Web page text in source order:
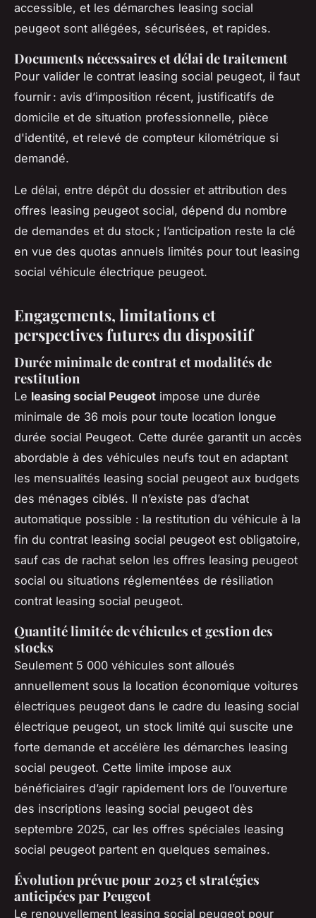
accessible, et les démarches leasing social
peugeot sont allégées, sécurisées, et rapides.
Documents nécessaires et délai de traitement
Pour valider le contrat leasing social peugeot, il faut
fournir : avis d’imposition récent, justificatifs de
domicile et de situation professionnelle, pièce
d'identité, et relevé de compteur kilométrique si
demandé.
Le délai, entre dépôt du dossier et attribution des
offres leasing peugeot social, dépend du nombre
de demandes et du stock ; l’anticipation reste la clé
en vue des quotas annuels limités pour tout leasing
social véhicule électrique peugeot.
Engagements, limitations et
perspectives futures du dispositif
Durée minimale de contrat et modalités de
restitution
Le leasing social Peugeot impose une durée
minimale de 36 mois pour toute location longue
durée social Peugeot. Cette durée garantit un accès
abordable à des véhicules neufs tout en adaptant
les mensualités leasing social peugeot aux budgets
des ménages ciblés. Il n’existe pas d’achat
automatique possible : la restitution du véhicule à la
fin du contrat leasing social peugeot est obligatoire,
sauf cas de rachat selon les offres leasing peugeot
social ou situations réglementées de résiliation
contrat leasing social peugeot.
Quantité limitée de véhicules et gestion des
stocks
Seulement 5 000 véhicules sont alloués
annuellement sous la location économique voitures
électriques peugeot dans le cadre du leasing social
électrique peugeot, un stock limité qui suscite une
forte demande et accélère les démarches leasing
social peugeot. Cette limite impose aux
bénéficiaires d’agir rapidement lors de l’ouverture
des inscriptions leasing social peugeot dès
septembre 2025, car les offres spéciales leasing
social peugeot partent en quelques semaines.
Évolution prévue pour 2025 et stratégies
anticipées par Peugeot
Le renouvellement leasing social peugeot pour